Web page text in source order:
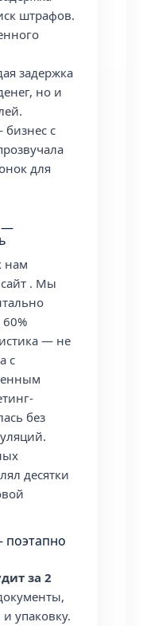
штрафов.
задержка
но и
с
для
—
нам
. Мы
— не
с
без
десятки
за 2
упаковку.